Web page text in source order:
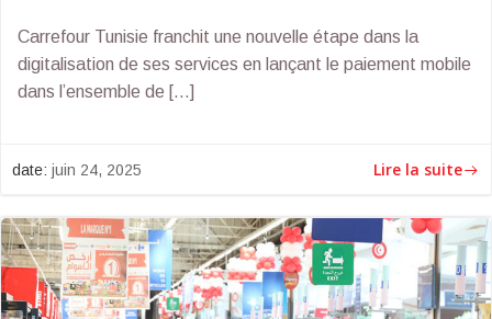
Carrefour Tunisie franchit une nouvelle étape dans la
digitalisation de ses services en lançant le paiement mobile
dans l’ensemble de […]
date: juin 24, 2025 Lire la suite